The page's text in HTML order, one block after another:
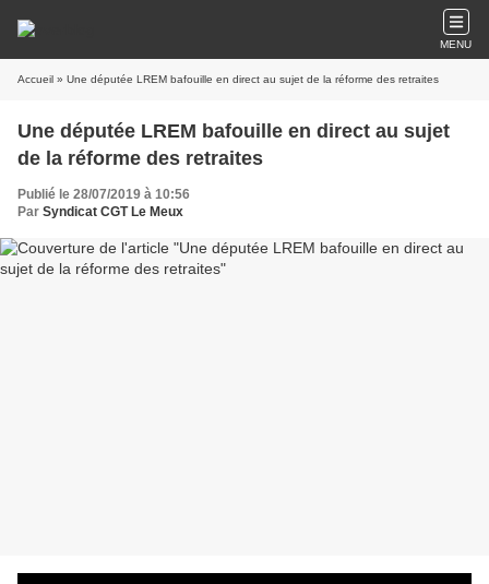
MENU
Accueil » Une députée LREM bafouille en direct au sujet de la réforme des retraites
Une députée LREM bafouille en direct au sujet
de la réforme des retraites
Publié le 28/07/2019 à 10:56
Par Syndicat CGT Le Meux